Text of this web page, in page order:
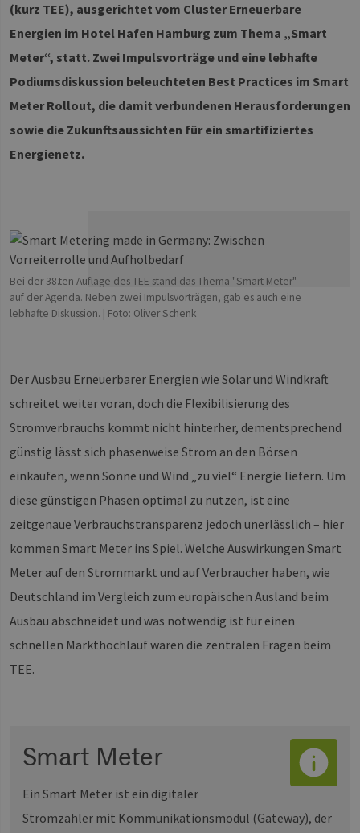
(kurz TEE), ausgerichtet vom Cluster Erneuerbare
Energien im Hotel Hafen Hamburg zum Thema „Smart
Meter“, statt. Zwei Impulsvorträge und eine lebhafte
Podiumsdiskussion beleuchteten Best Practices im Smart
Meter Rollout, die damit verbundenen Herausforderungen
sowie die Zukunftsaussichten für ein smartifiziertes
Energienetz.
Bei der 38.ten Auflage des TEE stand das Thema "Smart Meter"
auf der Agenda. Neben zwei Impulsvorträgen, gab es auch eine
lebhafte Diskussion. | Foto: Oliver Schenk
Der Ausbau Erneuerbarer Energien wie Solar und Windkraft
schreitet weiter voran, doch die Flexibilisierung des
Stromverbrauchs kommt nicht hinterher, dementsprechend
günstig lässt sich phasenweise Strom an den Börsen
einkaufen, wenn Sonne und Wind „zu viel“ Energie liefern. Um
diese günstigen Phasen optimal zu nutzen, ist eine
zeitgenaue Verbrauchstransparenz jedoch unerlässlich – hier
kommen Smart Meter ins Spiel. Welche Auswirkungen Smart
Meter auf den Strommarkt und auf Verbraucher haben, wie
Deutschland im Vergleich zum europäischen Ausland beim
Ausbau abschneidet und was notwendig ist für einen
schnellen Markthochlauf waren die zentralen Fragen beim
TEE.
Smart Meter
Ein Smart Meter ist ein digitaler
Stromzähler mit Kommunikationsmodul (Gateway), der